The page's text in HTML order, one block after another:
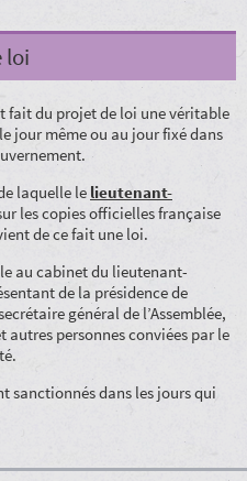
loi
fait du projet de loi une véritable
jour même ou au jour fixé dans
laquelle le lieutenant-
les copies officielles française
de ce fait une loi.
au cabinet du lieutenant-
de la présidence de
général de l’Assemblée,
autres personnes conviées par le
sanctionnés dans les jours qui